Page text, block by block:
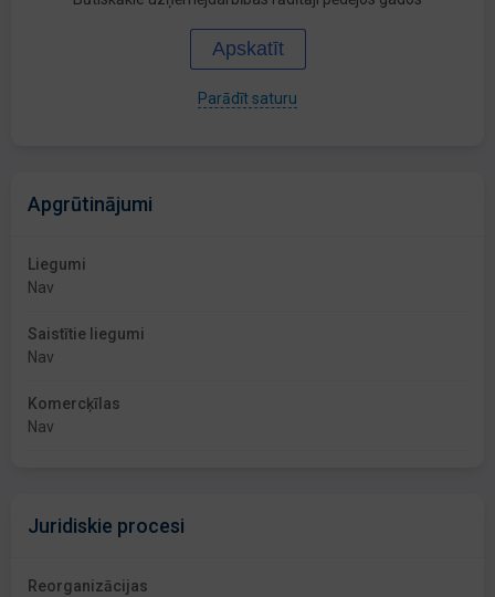
Apskatīt
Parādīt saturu
Apgrūtinājumi
Liegumi
Nav
Saistītie liegumi
Nav
Komercķīlas
Nav
Juridiskie procesi
Reorganizācijas